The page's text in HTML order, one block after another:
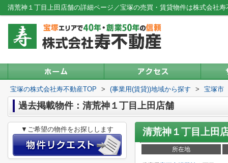
清荒神１丁目上田店舗の詳細ページ／宝塚の売買・賃貸物件は株式会社寿
宝塚の株式会社寿不動産TOP > (事業用(賃貸))地域から探す > 宝塚市
過去掲載物件：清荒神１丁目上田店舗
清荒神１丁目上田
所在地
▼ご希望の物件をお探しします